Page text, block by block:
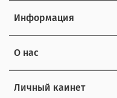
Информация
О нас
Личный каинет